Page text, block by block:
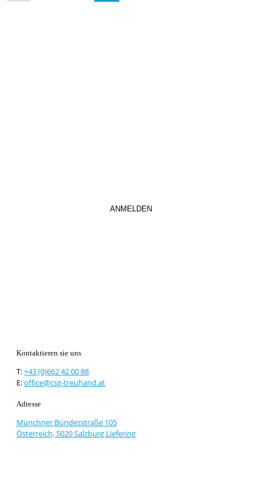
Kontaktieren sie uns
T:+43 (0)662 42 00 88
E:office@csg-treuhand.at
Adresse
Münchner Bundesstraße 105
Österreich, 5020 Salzburg Liefering